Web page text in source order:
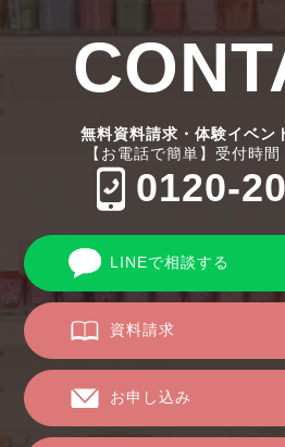
無料資料請求・体験イベン
【お電話で簡単】受付時
0120-
LINEで相談する
資料請求
お申し込み